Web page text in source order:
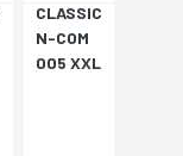
CLASSIC
N-COM
005 XXL